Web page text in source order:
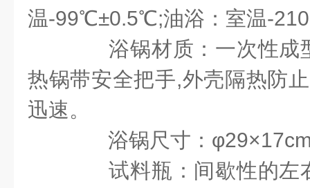
温-99℃±0.5℃;油浴：室温-
浴锅材质：一次性成
热锅带安全把手,外壳隔热防
迅速。
浴锅尺寸：
试料瓶：间歇性的左